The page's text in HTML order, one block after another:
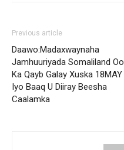
Previous article
Daawo:Madaxwaynaha
Jamhuuriyada Somaliland Oo
Ka Qayb Galay Xuska 18MAY
Iyo Baaq U Diiray Beesha
Caalamka